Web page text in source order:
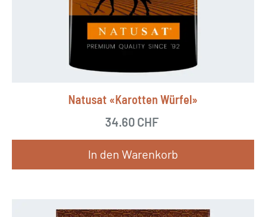
Natusat «Karotten Würfel»
34.60 CHF
In den Warenkorb